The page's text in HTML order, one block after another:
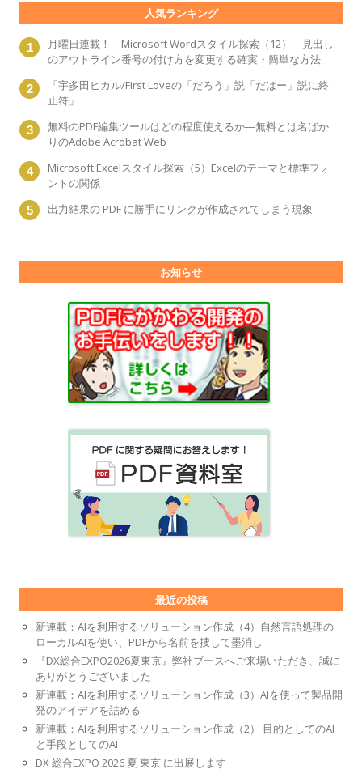
人気ランキング
月曜日連載！ Microsoft Wordスタイル探索（12）―見出し
のアウトライン番号の付け方を変更する確実・簡単な方法
「宇多田ヒカル/First Loveの「だろう」説「だはー」説に終
止符」
無料のPDF編集ツールはどの程度使えるか―無料とは名ばか
りのAdobe Acrobat Web
Microsoft Excelスタイル探索（5）Excelのテーマと標準フォ
ントの関係
出力結果の PDF に勝手にリンクが作成されてしまう現象
お知らせ
最近の投稿
新連載：AIを利用するソリューション作成（4）自然言語処理の
ローカルAIを使い、PDFから名前を捜して墨消し
『DX総合EXPO2026夏東京』弊社ブースへご来場いただき、誠に
ありがとうございました
新連載：AIを利用するソリューション作成（3）AIを使って製品開
発のアイデアを詰める
新連載：AIを利用するソリューション作成（2） 目的としてのAI
と手段としてのAI
DX 総合EXPO 2026 夏 東京 に出展します